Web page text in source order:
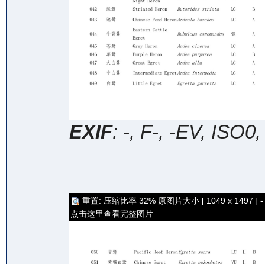
EXIF: -, F-, -EV,
重置: 压缩比率 32% 原图片大小 [ 1049 x 1497 ] -
点击这里查看完整图片